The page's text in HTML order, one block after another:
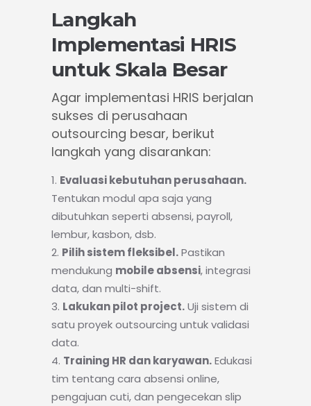
Langkah
Implementasi HRIS
untuk Skala Besar
Agar implementasi HRIS berjalan
sukses di perusahaan
outsourcing besar, berikut
langkah yang disarankan:
Evaluasi kebutuhan perusahaan.
Tentukan modul apa saja yang
dibutuhkan seperti absensi, payroll,
lembur, kasbon, dsb.
Pilih sistem fleksibel.Pastikan
mendukung mobile absensi, integrasi
data, dan multi-shift.
Lakukan pilot project.Uji sistem di
satu proyek outsourcing untuk validasi
data.
Training HR dan karyawan.Edukasi
tim tentang cara absensi online,
pengajuan cuti, dan pengecekan slip